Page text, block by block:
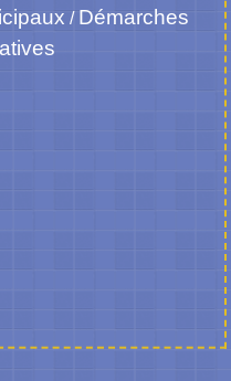
/ Démarches